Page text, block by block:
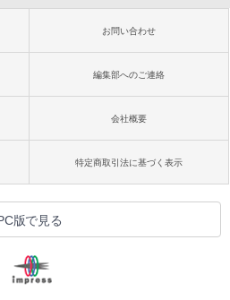
お問い合わせ
編集部へのご連絡
会社概要
特定商取引法に基づく表示
版で見る